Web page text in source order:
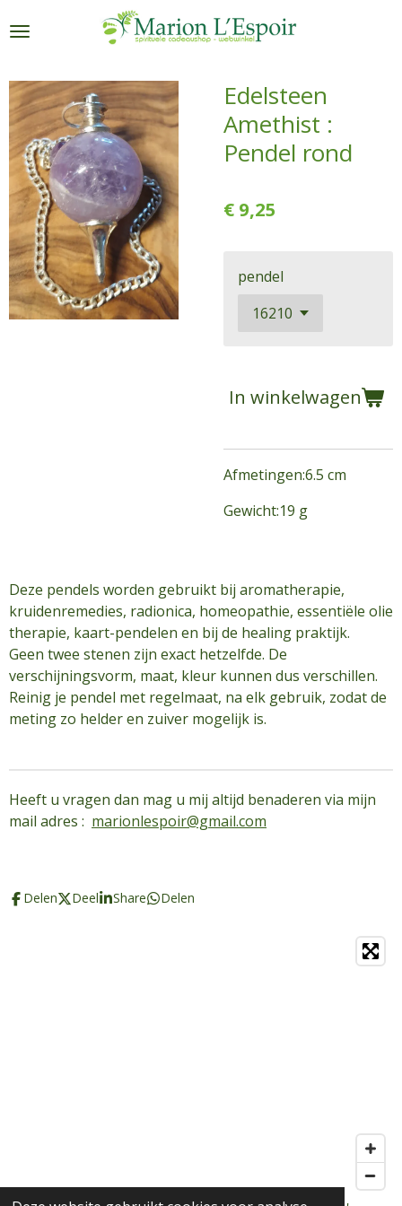
direct
de
hoofdinhoud
Edelsteen
Amethist :
Pendel rond
€ 9,25
pendel
In winkelwagen
Afmetingen:6.5 cm
Gewicht:19 g
Deze pendels worden gebruikt bij aromatherapie,
kruidenremedies, radionica, homeopathie, essentiële olie
therapie, kaart-pendelen en bij de healing praktijk.
Geen twee stenen zijn exact hetzelfde. De
verschijningsvorm, maat, kleur kunnen dus verschillen.
Reinig je pendel met regelmaat, na elk gebruik, zodat de
meting zo helder en zuiver mogelijk is.
Heeft u vragen dan mag u mij altijd benaderen via mijn
mail adres : marionlespoir@gmail.com
Delen Deel Share Delen